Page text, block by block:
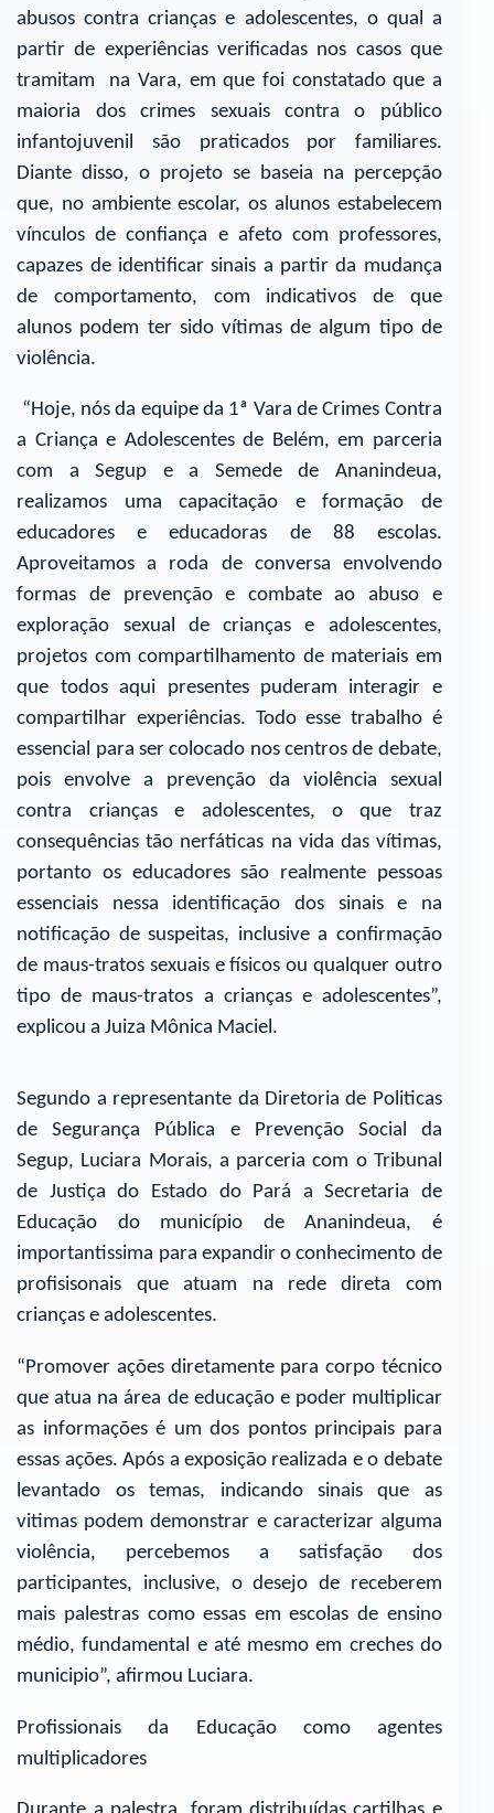
abusos contra crianças e adolescentes, o qual a
partir de experiências verificadas nos casos que
tramitam na Vara, em que foi constatado que a
maioria dos crimes sexuais contra o público
infantojuvenil são praticados por familiares.
Diante disso, o projeto se baseia na percepção
que, no ambiente escolar, os alunos estabelecem
vínculos de confiança e afeto com professores,
capazes de identificar sinais a partir da mudança
de comportamento, com indicativos de que
alunos podem ter sido vítimas de algum tipo de
violência.
“Hoje, nós da equipe da 1ª Vara de Crimes Contra
a Criança e Adolescentes de Belém, em parceria
com a Segup e a Semede de Ananindeua,
realizamos uma capacitação e formação de
educadores e educadoras de 88 escolas.
Aproveitamos a roda de conversa envolvendo
formas de prevenção e combate ao abuso e
exploração sexual de crianças e adolescentes,
projetos com compartilhamento de materiais em
que todos aqui presentes puderam interagir e
compartilhar experiências. Todo esse trabalho é
essencial para ser colocado nos centros de debate,
pois envolve a prevenção da violência sexual
contra crianças e adolescentes, o que traz
consequências tão nerfáticas na vida das vítimas,
portanto os educadores são realmente pessoas
essenciais nessa identificação dos sinais e na
notificação de suspeitas, inclusive a confirmação
de maus-tratos sexuais e físicos ou qualquer outro
tipo de maus-tratos a crianças e adolescentes”,
explicou a Juiza Mônica Maciel.
Segundo a representante da Diretoria de Politicas
de Segurança Pública e Prevenção Social da
Segup, Luciara Morais, a parceria com o Tribunal
de Justiça do Estado do Pará a Secretaria de
Educação do município de Ananindeua, é
importantissima para expandir o conhecimento de
profisisonais que atuam na rede direta com
crianças e adolescentes.
“Promover ações diretamente para corpo técnico
que atua na área de educação e poder multiplicar
as informações é um dos pontos principais para
essas ações. Após a exposição realizada e o debate
levantado os temas, indicando sinais que as
vitimas podem demonstrar e caracterizar alguma
violência, percebemos a satisfação dos
participantes, inclusive, o desejo de receberem
mais palestras como essas em escolas de ensino
médio, fundamental e até mesmo em creches do
municipio”, afirmou Luciara.
Profissionais da Educação como agentes
multiplicadores